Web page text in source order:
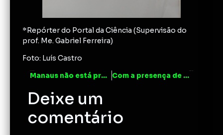
*Repórter do Portal da Ciência (Supervisão do
prof. Me. Gabriel Ferreira)
Foto: Luís Castro
Manaus não está preparada para as mudanças climáticas Com a presença de Davi Kopenawa, PPGSCA/UFAM realiza ação acadêmica inédita
Deixe um
comentário